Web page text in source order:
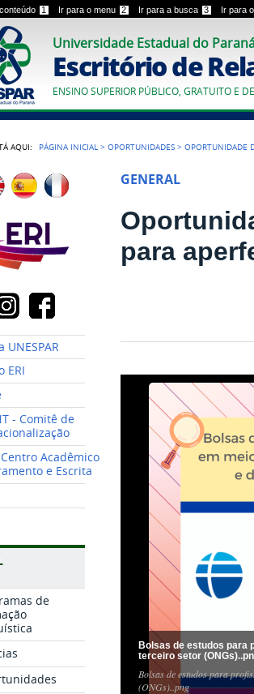
1 Ir para o menu 2 Ir para a busca 3 Ir para
Universidade Estadual do
Escritório de
ENSINO SUPERIOR PÚBLICO, GRATUITO E
AQUI: PÁGINA INICIAL >OPORTUNIDADES >OPORTUNIDADE
UNESPAR
ERI
- Comitê de
Centro Acadêmico
e Escrita
de
GENERAL
para
Bolsas de estudos para
terceiro setor
Bolsas de estudos para
(ONGs)..png